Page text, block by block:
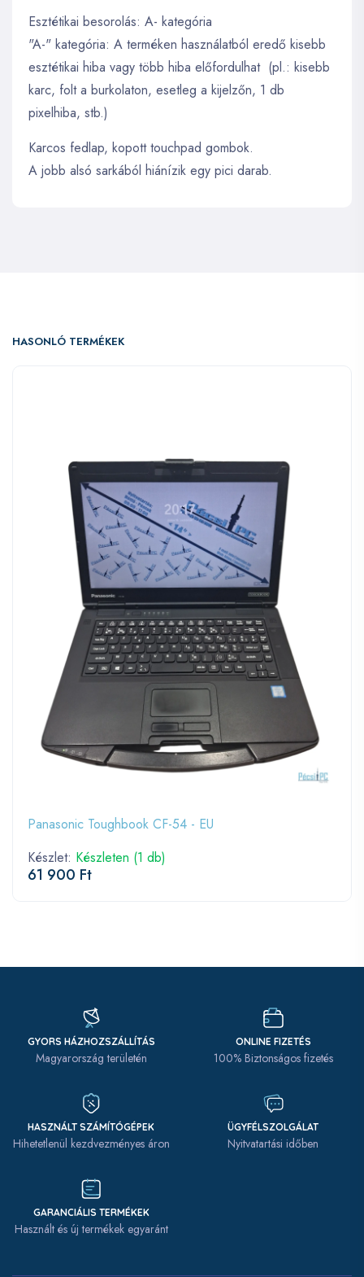
Esztétikai besorolás: A- kategória
"A-" kategória: A terméken használatból eredő kisebb
esztétikai hiba vagy több hiba előfordulhat (pl.: kisebb
karc, folt a burkolaton, esetleg a kijelzőn, 1 db
pixelhiba, stb.)
Karcos fedlap, kopott touchpad gombok.
A jobb alsó sarkából hiánízik egy pici darab.
HASONLÓ TERMÉKEK
Panasonic Toughbook CF-54 - EU
Készlet: Készleten (1 db)
61 900 Ft
GYORS HÁZHOZSZÁLLÍTÁS
Magyarország területén
ONLINE FIZETÉS
100% Biztonságos fizetés
HASZNÁLT SZÁMÍTÓGÉPEK
Hihetetlenül kezdvezményes áron
ÜGYFÉLSZOLGÁLAT
Nyitvatartási időben
GARANCIÁLIS TERMÉKEK
Használt és új termékek egyaránt